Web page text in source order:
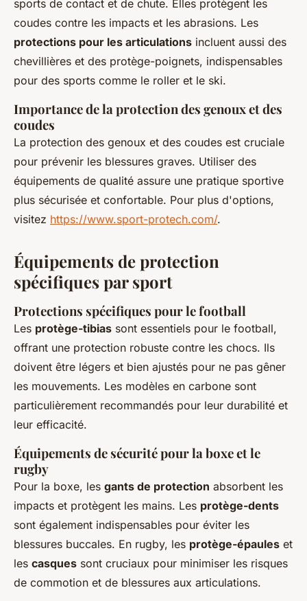
sports de contact et de chute. Elles protègent les
coudes contre les impacts et les abrasions. Les
protections pour les articulations incluent aussi des
chevillières et des protège-poignets, indispensables
pour des sports comme le roller et le ski.
Importance de la protection des genoux et des
coudes
La protection des genoux et des coudes est cruciale
pour prévenir les blessures graves. Utiliser des
équipements de qualité assure une pratique sportive
plus sécurisée et confortable. Pour plus d'options,
visitez https://www.sport-protech.com/.
Équipements de protection
spécifiques par sport
Protections spécifiques pour le football
Les protège-tibias sont essentiels pour le football,
offrant une protection robuste contre les chocs. Ils
doivent être légers et bien ajustés pour ne pas gêner
les mouvements. Les modèles en carbone sont
particulièrement recommandés pour leur durabilité et
leur efficacité.
Équipements de sécurité pour la boxe et le
rugby
Pour la boxe, les gants de protection absorbent les
impacts et protègent les mains. Les protège-dents
sont également indispensables pour éviter les
blessures buccales. En rugby, les protège-épaules et
les casques sont cruciaux pour minimiser les risques
de commotion et de blessures aux articulations.